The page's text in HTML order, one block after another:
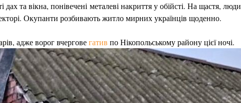
та вікна, понівечені металеві накриття у обійсті. На щастя, люди
Окупанти розбивають житло мирних українців щоденно.
адже ворог вчерговегатив по Нікопольському району цієї ночі.